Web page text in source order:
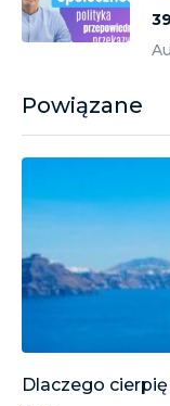
Powiązane
Dlaczego